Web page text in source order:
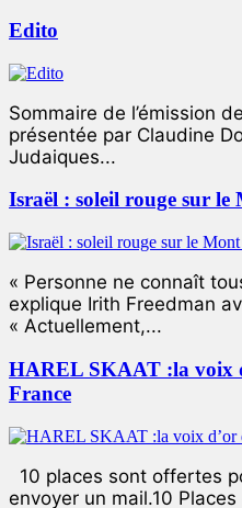
Edito
Sommaire de l’émission
présentée par Claudine
Judaiques...
Israël : soleil rouge sur le
« Personne ne connaît
explique Irith Freedman
« Actuellement,...
HAREL SKAAT :la voix
France
10 places sont offertes
envoyer un mail.10 Places